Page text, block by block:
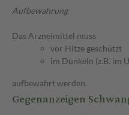
Aufbewahrung
Das Arzneimittel muss
vor Hitze geschützt
im Dunkeln (z.B. im
aufbewahrt werden.
Gegenanzeigen